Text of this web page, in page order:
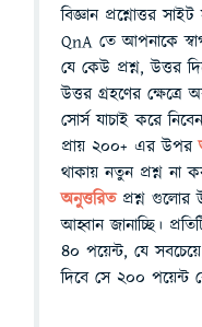
বিজ্ঞান প্রশ্নোত্তর সাইট
QnA তে আপনাকে
যে কেউ প্রশ্ন, উত্তর
উত্তর গ্রহণের
সোর্স যাচাই করে
প্রায় ২০০+ এর উপর
থাকায় নতুন প্রশ্ন না
অনুত্তরিত প্রশ্ন গুলোর
আহ্বান জানাচ্ছি।
৪০ পয়েন্ট, যে
দিবে সে ২০০ পয়েন্ট